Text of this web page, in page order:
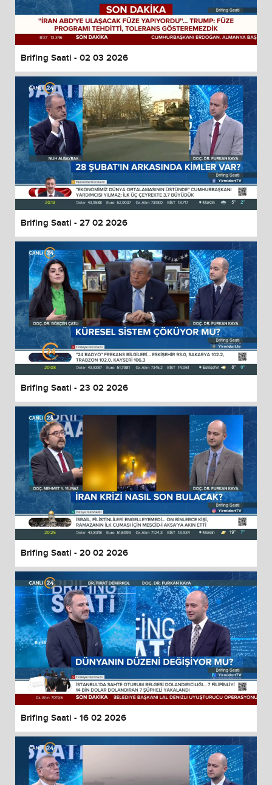
Brifing Saati - 02 03 2026
Brifing Saati - 27 02 2026
Brifing Saati - 23 02 2026
Brifing Saati - 20 02 2026
Brifing Saati - 16 02 2026